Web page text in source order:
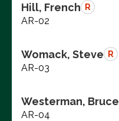
Hill, French R
AR-02
Womack, Steve R
AR-03
Westerman, Bruce
AR-04